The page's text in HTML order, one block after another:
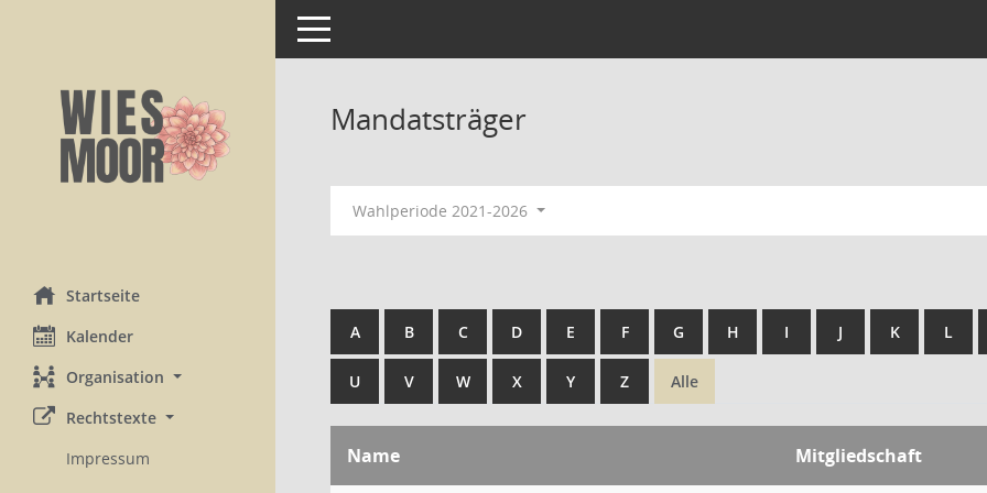
Startseite
Kalender
Organisation
Rechtstexte
Impressum
Toggle navigation
Mandatsträger
Wahlperiode 2021-2026
A B C D E F G H I J K L
U V W X Y Z Alle
Name Mitgliedschaft